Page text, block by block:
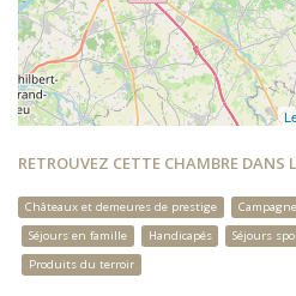
RETROUVEZ CETTE CHAMBRE DANS
Châteaux et demeures de prestige
Séjours en famille
Handicapés Séjours
Produits du terroir